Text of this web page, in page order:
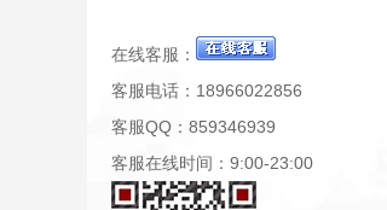
在线客服：
客服电话：18966022856
客服QQ：859346939
客服在线时间：9:00-23:00